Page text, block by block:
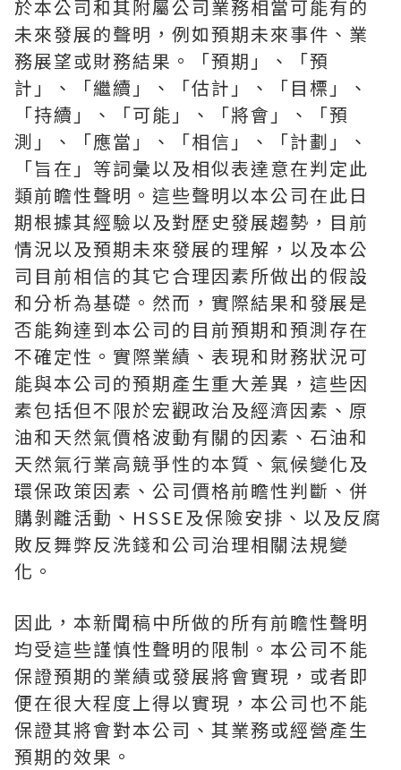
於本公司和其附屬公司業務相當可能有的
未來發展的聲明，例如預期未來事件、業
務展望或財務結果。「預期」、「預
計」、「繼續」、「估計」、「目標」、
「持續」、「可能」、「將會」、「預
測」、「應當」、「相信」、「計劃」、
「旨在」等詞彙以及相似表達意在判定此
類前瞻性聲明。這些聲明以本公司在此日
期根據其經驗以及對歷史發展趨勢，目前
情況以及預期未來發展的理解，以及本公
司目前相信的其它合理因素所做出的假設
和分析為基礎。然而，實際結果和發展是
否能夠達到本公司的目前預期和預測存在
不確定性。實際業績、表現和財務狀況可
能與本公司的預期產生重大差異，這些因
素包括但不限於宏觀政治及經濟因素、原
油和天然氣價格波動有關的因素、石油和
天然氣行業高競爭性的本質、氣候變化及
環保政策因素、公司價格前瞻性判斷、併
購剝離活動、HSSE及保險安排、以及反腐
敗反舞弊反洗錢和公司治理相關法規變
化。
因此，本新聞稿中所做的所有前瞻性聲明
均受這些謹慎性聲明的限制。本公司不能
保證預期的業績或發展將會實現，或者即
便在很大程度上得以實現，本公司也不能
保證其將會對本公司、其業務或經營產生
預期的效果。